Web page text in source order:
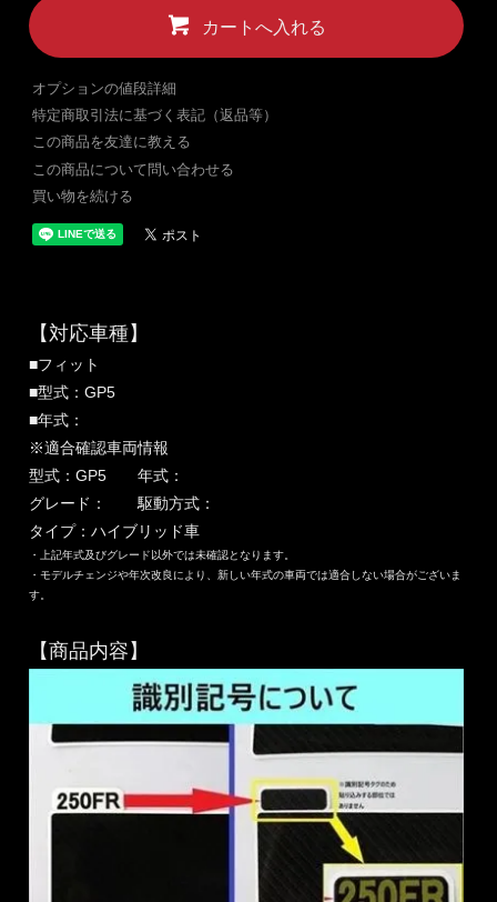
カートへ入れる
オプションの値段詳細
特定商取引法に基づく表記（返品等）
この商品を友達に教える
この商品について問い合わせる
買い物を続ける
【対応車種】
■フィット
■型式：GP5
■年式：
※適合確認車両情報
型式：GP5 年式：
グレード： 駆動方式：
タイプ：ハイブリッド車
・上記年式及びグレード以外では未確認となります。
・モデルチェンジや年次改良により、新しい年式の車両では適合しない場合がございま
す。
【商品内容】